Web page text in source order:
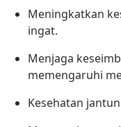
Meningkatkan
ingat.
Menjaga
memengaruhi
Kesehatan